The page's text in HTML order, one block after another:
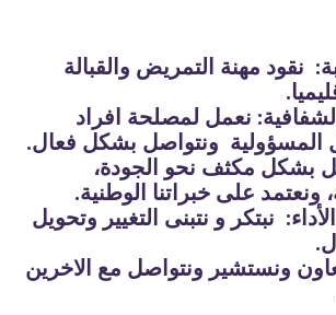
نقود مهنة التمريض والقبالة
نعمل لمصلحة افراد
المسؤولية ونتواصل بشكل فعال.
بشكل مكثف نحو الجودة،
ونعتمد على خبراتنا الوطنية.
نبتكر و نتبنى التغيير وتحويل
ونستشير ونتواصل مع الاخرين